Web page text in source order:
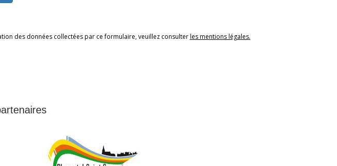
des données collectées par ce formulaire, veuillez consulter les mentions légales.